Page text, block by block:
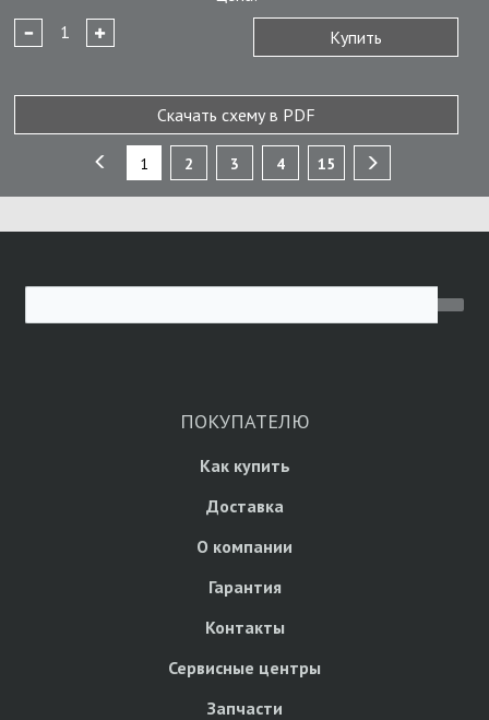
Купить
Скачать схему в PDF
1 2 3 4 15
ПОКУПАТЕЛЮ
Как купить
Доставка
О компании
Гарантия
Контакты
Сервисные центры
Запчасти